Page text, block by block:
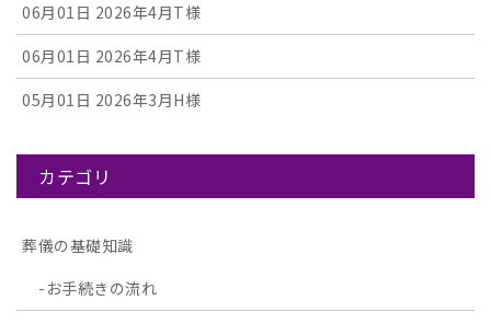
06月01日 2026年4月T様
06月01日 2026年4月T様
05月01日 2026年3月H様
カテゴリ
葬儀の基礎知識
お手続きの流れ